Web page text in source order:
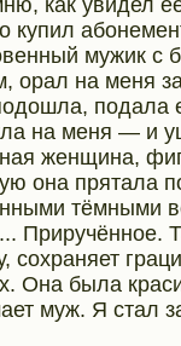
купил
мужик с
орал на меня
подала
на меня — и
женщина,
она прятала
тёмными
Приручённое.
сохраняет
Она была
муж. Я стал